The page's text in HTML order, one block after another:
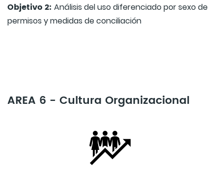
Objetivo 2: Análisis del uso diferenciado por sexo de
permisos y medidas de conciliación
AREA 6 - Cultura Organizacional